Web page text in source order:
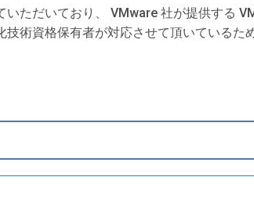
ただいており、 VMware 社が提供する
術資格保有者が対応させて頂いているた